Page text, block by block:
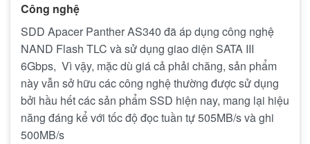
Công nghệ
SDD Apacer Panther AS340 đã áp dụng công nghệ
NAND Flash TLC và sử dụng giao diện SATA III
6Gbps, Vì vậy, mặc dù giá cả phải chăng, sản phẩm
này vẫn sở hữu các công nghệ thường được sử dụng
bởi hầu hết các sản phẩm SSD hiện nay, mang lại hiệu
năng đáng kể với tốc độ đọc tuần tự 505MB/s và ghi
500MB/s